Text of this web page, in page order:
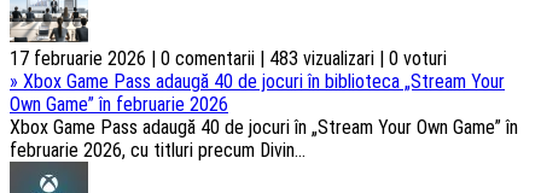
17 februarie 2026 | 0 comentarii | 483 vizualizari | 0 voturi
» Xbox Game Pass adaugă 40 de jocuri în biblioteca „Stream Your
Own Game” în februarie 2026
Xbox Game Pass adaugă 40 de jocuri în „Stream Your Own Game” în
februarie 2026, cu titluri precum Divin...